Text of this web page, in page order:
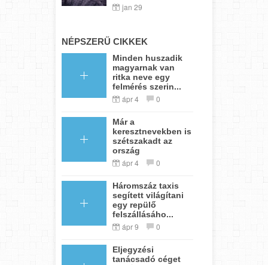
jan 29
NÉPSZERŰ CIKKEK
Minden huszadik
magyarnak van
ritka neve egy
felmérés szerin...
ápr 4 0
Már a
keresztnevekben is
szétszakadt az
ország
ápr 4 0
Háromszáz taxis
segített világítani
egy repülő
felszállásáho...
ápr 9 0
Eljegyzési
tanácsadó céget